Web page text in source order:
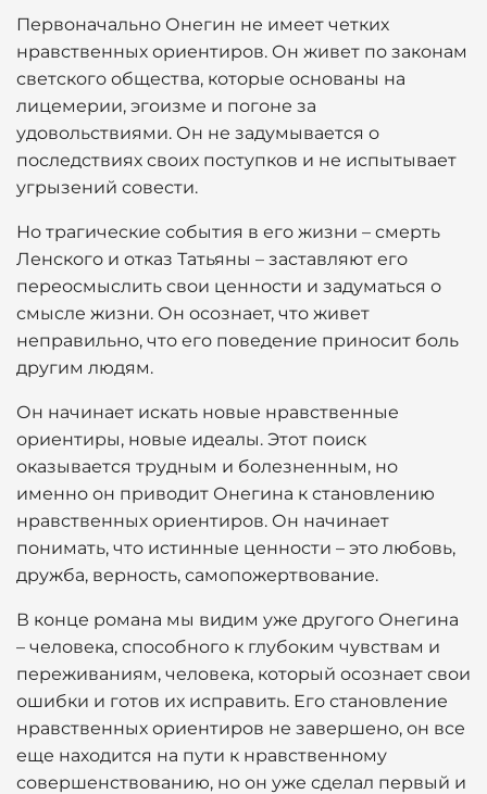
Первоначально Онегин не имеет четких
нравственных ориентиров. Он живет по законам
светского общества, которые основаны на
лицемерии, эгоизме и погоне за
удовольствиями. Он не задумывается о
последствиях своих поступков и не испытывает
угрызений совести.
Но трагические события в его жизни – смерть
Ленского и отказ Татьяны – заставляют его
переосмыслить свои ценности и задуматься о
смысле жизни. Он осознает, что живет
неправильно, что его поведение приносит боль
другим людям.
Он начинает искать новые нравственные
ориентиры, новые идеалы. Этот поиск
оказывается трудным и болезненным, но
именно он приводит Онегина к становлению
нравственных ориентиров. Он начинает
понимать, что истинные ценности – это любовь,
дружба, верность, самопожертвование.
В конце романа мы видим уже другого Онегина
– человека, способного к глубоким чувствам и
переживаниям, человека, который осознает свои
ошибки и готов их исправить. Его становление
нравственных ориентиров не завершено, он все
еще находится на пути к нравственному
совершенствованию, но он уже сделал первый и